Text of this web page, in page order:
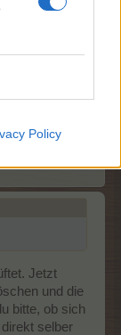
Policy
Jetzt
und die
bitte, ob sich
selber